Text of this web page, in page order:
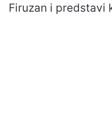
Firuzan i predstavi